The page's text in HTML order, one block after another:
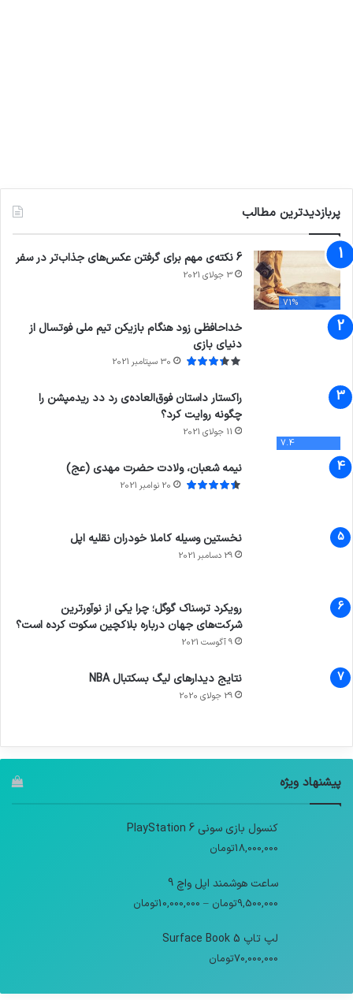
پربازدیدترین مطالب
71%
6 نکته‌ی مهم برای گرفتن عکس‌های جذاب‌تر در سفر
3 جولای 2021
خداحافظی زود هنگام بازیکن تیم ملی فوتسال از
دنیای بازی
30 سپتامبر 2021
7.4
راکستار داستان فوق‌العاده‌ی رد دد ریدمپشن را
چگونه روایت کرد؟
11 جولای 2021
نیمه شعبان، ولادت حضرت مهدی (عج)
20 نوامبر 2021
نخستین وسیله کاملا خودران نقلیه اپل
29 دسامبر 2021
رویکرد ترسناک گوگل؛ چرا یکی از نوآورترین
شرکت‌های جهان درباره بلاکچین سکوت کرده است؟
9 آگوست 2021
نتایج دیدار‌های لیگ بسکتبال NBA
29 جولای 2020
پیشنهاد ویژه
کنسول بازی سونی PlayStation 6
18,000,000تومان
ساعت هوشمند اپل واچ 9
9,500,000تومان –
10,000,000تومان
لپ تاپ Surface Book 5
70,000,000تومان